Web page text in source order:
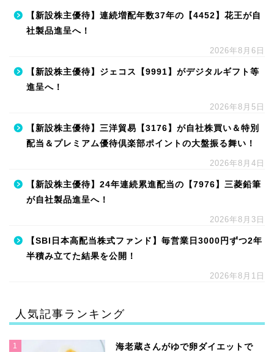
【新設株主優待】連続増配年数37年の【4452】花王が自
社製品進呈へ！
2026年8月6日
【新設株主優待】ジェコス【9991】がデジタルギフト等
進呈へ！
2026年8月5日
【新設株主優待】三洋貿易【3176】が自社株買い＆特別
配当＆プレミアム優待倶楽部ポイントの大盤振る舞い！
2026年8月4日
【新設株主優待】24年連続累進配当の【7976】三菱鉛筆
が自社製品進呈へ！
2026年8月3日
【SBI日本高配当株式ファンド】毎営業日3000円ずつ2年
半積み立てた結果を公開！
2026年8月1日
人気記事ランキング
1
海老蔵さんがゆで卵ダイエットで